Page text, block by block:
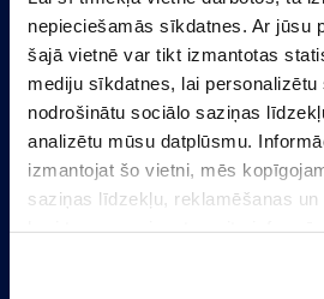
nepieciešamās sīkdatnes. Ar jūsu
šajā vietnē var tikt izmantotas
mediju sīkdatnes, lai personalizētu
nodrošinātu sociālo saziņas
analizētu mūsu datplūsmu.
izmantojat šo vietni, mēs
saziņas līdzekļu, reklamēšanas un
pakalpojumus. Ja piekrītat šo
Informācija
Kontakti